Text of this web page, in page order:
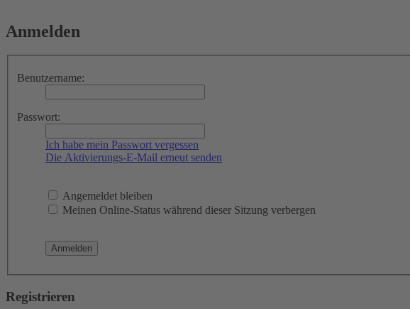
Anmelden
Benutzername:
Passwort:
Ich habe mein Passwort vergessen
Die Aktivierungs-E-Mail erneut senden
Angemeldet bleiben
Meinen Online-Status während dieser Sitzung verbergen
Registrieren